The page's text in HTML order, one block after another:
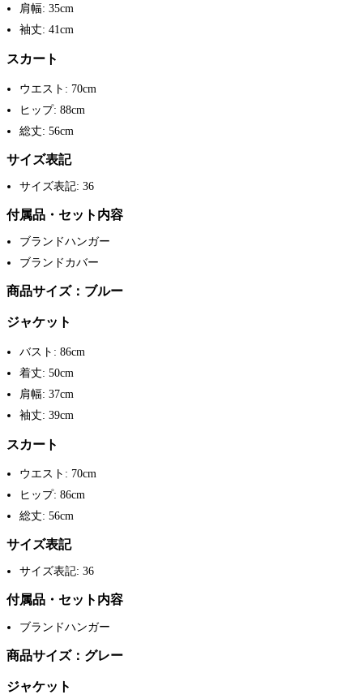
肩幅: 35cm
袖丈: 41cm
スカート
ウエスト: 70cm
ヒップ: 88cm
総丈: 56cm
サイズ表記
サイズ表記: 36
付属品・セット内容
ブランドハンガー
ブランドカバー
商品サイズ：ブルー
ジャケット
バスト: 86cm
着丈: 50cm
肩幅: 37cm
袖丈: 39cm
スカート
ウエスト: 70cm
ヒップ: 86cm
総丈: 56cm
サイズ表記
サイズ表記: 36
付属品・セット内容
ブランドハンガー
商品サイズ：グレー
ジャケット